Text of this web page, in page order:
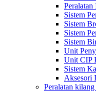
Sistem
Sistem
Sistem
Sistem
Unit
Unit CIP
Sistem
Aksesori
Peralatan